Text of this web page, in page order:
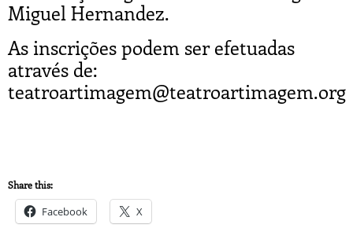
Miguel Hernandez.
As inscrições podem ser efetuadas
através de:
teatroartimagem@teatroartimagem.org
Share this:
Facebook X